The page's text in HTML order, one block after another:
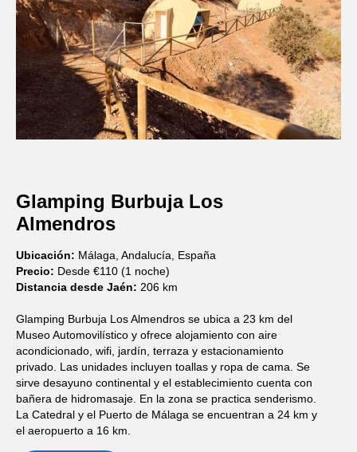
Glamping Burbuja Los
Almendros
Ubicación: Málaga, Andalucía, España
Precio: Desde €110 (1 noche)
Distancia desde Jaén: 206 km
Glamping Burbuja Los Almendros se ubica a 23 km del
Museo Automovilístico y ofrece alojamiento con aire
acondicionado, wifi, jardín, terraza y estacionamiento
privado. Las unidades incluyen toallas y ropa de cama. Se
sirve desayuno continental y el establecimiento cuenta con
bañera de hidromasaje. En la zona se practica senderismo.
La Catedral y el Puerto de Málaga se encuentran a 24 km y
el aeropuerto a 16 km.